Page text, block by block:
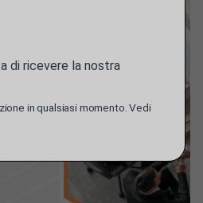
di ricevere la nostra
in qualsiasi momento. Vedi